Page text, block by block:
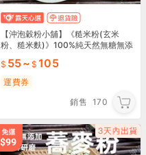
【沖泡穀粉小舖】《糙米粉(玄米
粉、糙米麩)》100%純天然無糖無添
傳統米麩 糙米
55~ 105
運費券
銷售 170